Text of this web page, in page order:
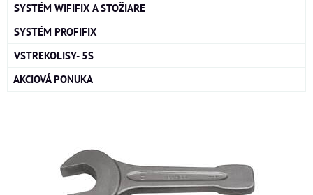
SYSTÉM WIFIFIX A STOŽIARE
SYSTÉM PROFIFIX
VSTREKOLISY- 5S
AKCIOVÁ PONUKA